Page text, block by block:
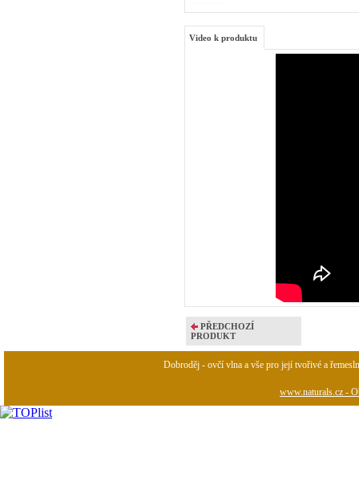
Video k produktu
PŘEDCHOZÍ
PRODUKT
Dobroděj - ovčí vlna a vše pro její tvořivé a
www.naturals.cz -